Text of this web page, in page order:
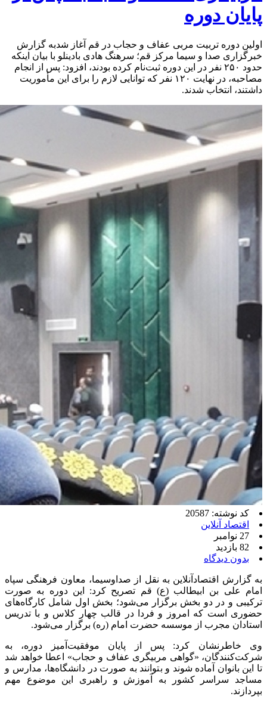
پایان دوره
اولین دوره تربیت مربی عفاف و حجاب در قم آغاز شدبه گزارش
خبرگزاری صدا و سیما مرکز قم؛ سرهنگ هادی بادینلو با بیان اینکه
حدود ۲۵۰ نفر در این دوره ثبت‌نام کرده بودند، افزود: پس از انجام
مصاحبه، در نهایت ۱۲۰ نفر که توانایی لازم را برای این مأموریت
داشتند، انتخاب شدند.
کد نوشته: 20587
اقتصاد آنلاین
27 نوامبر
82 بازدید
بدون دیدگاه
به گزارش اقتصادآنلاین به نقل از صداوسیما، معاون فرهنگی سپاه
امام علی بن ابیطالب (ع) قم تصریح کرد: این دوره به صورت
ترکیبی و در دو بخش برگزار می‌شود؛ بخش اول شامل کارگاه‌های
حضوری است که امروز و فردا در قالب چهار کلاس و با تدریس
استادان مجرب از موسسه حضرت امام (ره) برگزار می‌شود.
وی خاطرنشان کرد: پس از پایان موفقیت‌آمیز دوره، به
شرکت‌کنندگان، «گواهی مربیگری عفاف و حجاب» اعطا خواهد شد
تا این بانوان آماده شوند و بتوانند به صورت در دانشگاه‌ها، مدارس و
مساجد سراسر کشور به آموزش و راهبری این موضوع مهم
بپردازند.